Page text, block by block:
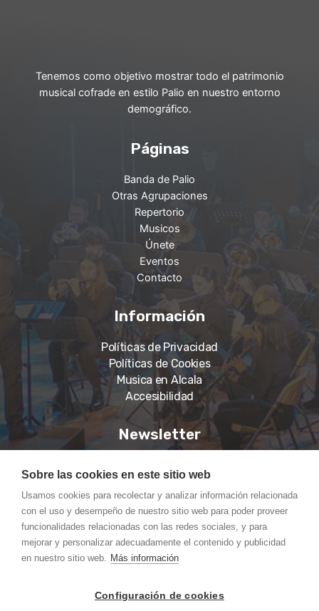
Tenemos como objetivo mostrar todo el patrimonio
musical cofrade en estilo Palio en nuestro entorno
demográfico.
Páginas
Banda de Palio
Otras Agrupaciones
Repertorio
Musicos
Únete
Eventos
Contacto
Información
Políticas de Privacidad
Políticas de Cookies
Musica en Alcala
Accesibilidad
Newsletter
información actualizada.
Suscríbete
Sobre las cookies en este sitio web
Usamos cookies para recolectar y analizar información relacionada
con el uso y desempeño de nuestro sitio web para poder proveer
funcionalidades relacionadas con las redes sociales, y para
mejorar y personalizar adecuadamente el contenido y publicidad
en nuestro sitio web. Más información
Configuración de cookies